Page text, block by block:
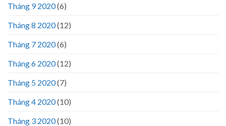
Tháng 9 2020(6)
Tháng 8 2020(12)
Tháng 7 2020(6)
Tháng 6 2020(12)
Tháng 5 2020(7)
Tháng 4 2020(10)
Tháng 3 2020(10)